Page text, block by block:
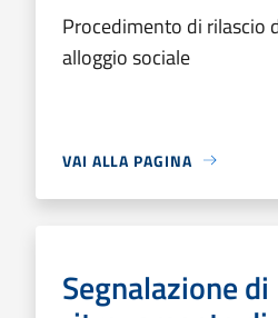
Procedimento di rilascio
alloggio sociale
VAI ALLA PAGINA
Segnalazione di